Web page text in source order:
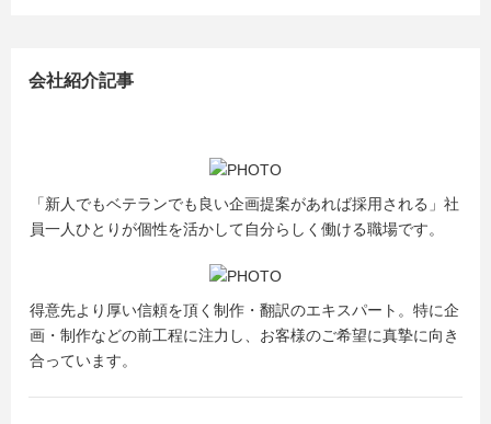
会社紹介記事
「新人でもベテランでも良い企画提案があれば採用される」社
員一人ひとりが個性を活かして自分らしく働ける職場です。
得意先より厚い信頼を頂く制作・翻訳のエキスパート。特に企
画・制作などの前工程に注力し、お客様のご希望に真摯に向き
合っています。